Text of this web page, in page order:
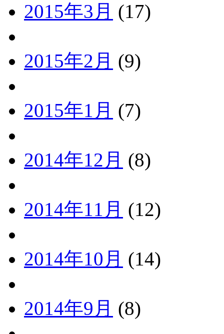
2015年3月 (17)
2015年2月 (9)
2015年1月 (7)
2014年12月 (8)
2014年11月 (12)
2014年10月 (14)
2014年9月 (8)